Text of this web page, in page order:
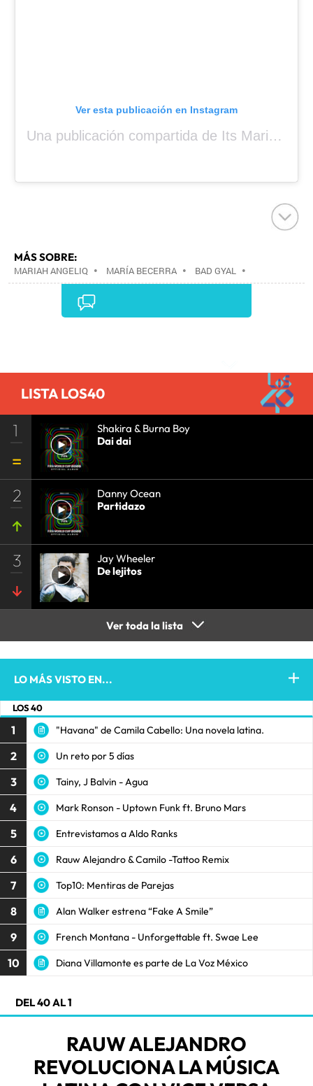
Ver esta publicación en Instagram
Una publicación compartida de Its Mariah Baby (@mariahangeliq)
MÁS SOBRE:
MARIAH ANGELIQ • MARÍA BECERRA • BAD GYAL •
LISTA LOS40
1
Shakira & Burna Boy
Dai dai
2
Danny Ocean
Partidazo
3
Jay Wheeler
De lejitos
Ver toda la lista
LO MÁS VISTO EN...
LOS 40
1 "Havana" de Camila Cabello: Una novela latina.
2 Un reto por 5 días
3 Tainy, J Balvin - Agua
4 Mark Ronson - Uptown Funk ft. Bruno Mars
5 Entrevistamos a Aldo Ranks
6 Rauw Alejandro & Camilo -Tattoo Remix
7 Top10: Mentiras de Parejas
8 Alan Walker estrena “Fake A Smile”
9 French Montana - Unforgettable ft. Swae Lee
10 Diana Villamonte es parte de La Voz México
DEL 40 AL 1
RAUW ALEJANDRO
REVOLUCIONA LA MÚSICA